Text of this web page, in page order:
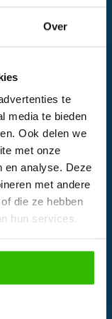
Over
te
media te bieden
Ook delen we
met onze
en analyse. Deze
met andere
die ze hebben
hun services.